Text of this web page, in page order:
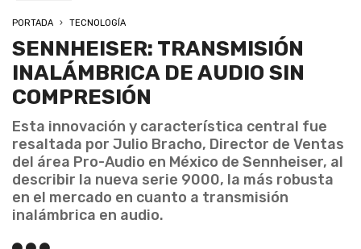
PORTADA TECNOLOGÍA
SENNHEISER: TRANSMISIÓN
INALÁMBRICA DE AUDIO SIN
COMPRESIÓN
Esta innovación y característica central fue
resaltada por Julio Bracho, Director de Ventas
del área Pro-Audio en México de Sennheiser, al
describir la nueva serie 9000, la más robusta
en el mercado en cuanto a transmisión
inalámbrica en audio.